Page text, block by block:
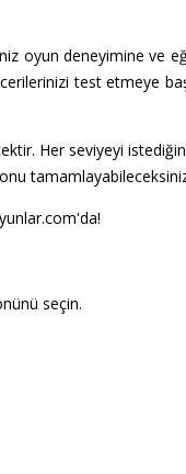
oyun deneyimine ve
test etmeye
Her seviyeyi
seçin.